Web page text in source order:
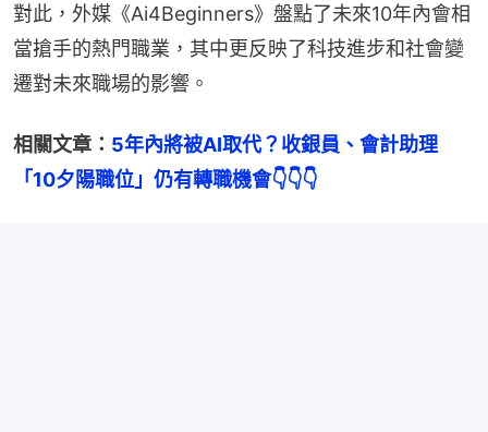
對此，外媒《Ai4Beginners》盤點了未來10年內會相
當搶手的熱門職業，其中更反映了科技進步和社會變
遷對未來職場的影響。
相關文章： 5年內將被AI取代？收銀員、會計助理
「10夕陽職位」仍有轉職機會👇👇👇